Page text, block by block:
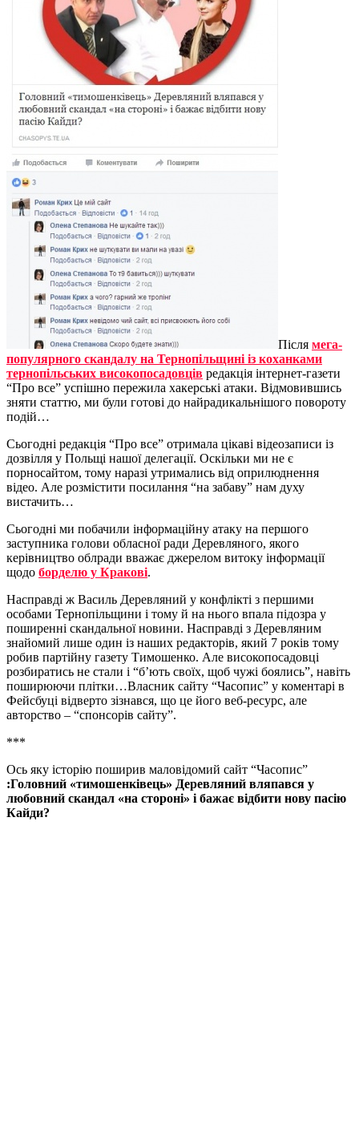
Після мега-
популярного скандалу на Тернопільщині із коханками
тернопільських високопосадовців редакція інтернет-газети
“Про все” успішно пережила хакерські атаки. Відмовившись
зняти статтю, ми були готові до найрадикальнішого повороту
подій…
Сьогодні редакція “Про все” отримала цікаві відеозаписи із
дозвілля у Польщі нашої делегації. Оскільки ми не є
порносайтом, тому наразі утримались від оприлюднення
відео. Але розмістити посилання “на забаву” нам духу
вистачить…
Сьогодні ми побачили інформаційну атаку на першого
заступника голови обласної ради Деревляного, якого
керівництво облради вважає джерелом витоку інформації
щодо борделю у Кракові.
Насправді ж Василь Деревляний у конфлікті з першими
особами Тернопільщини і тому й на нього впала підозра у
поширенні скандальної новини. Насправді з Деревляним
знайомий лише один із наших редакторів, який 7 років тому
робив партійну газету Тимошенко. Але високопосадовці
розбиратись не стали і “б’ють своїх, щоб чужі боялись”, навіть
поширюючи плітки…Власник сайту “Часопис” у коментарі в
Фейсбуці відверто зізнався, що це його веб-ресурс, але
авторство – “спонсорів сайту”.
***
Ось яку історію поширив маловідомий сайт “Часопис”
:Головний «тимошенківець» Деревляний вляпався у
любовний скандал «на стороні» і бажає відбити нову пасію
Кайди?